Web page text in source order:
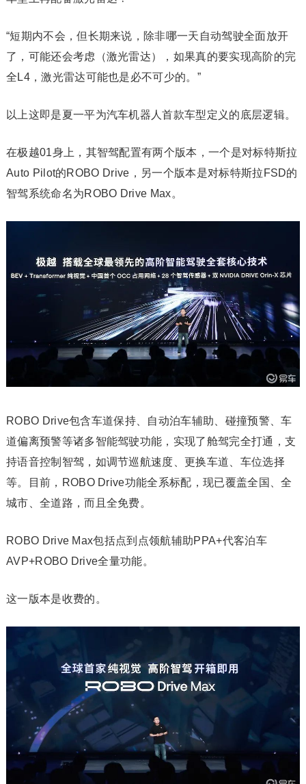
“短期内不会，但长期来说，除非哪一天自动驾驶全面放开
了，可能还会考虑（激光雷达），如果真的要实现高阶的完
全L4，激光雷达可能也是必不可少的。”
以上这即是夏一平为汽车机器人首款车型定义的底层逻辑。
在极越01身上，其智驾配置有两个版本，一个是对标特斯拉
Auto Pilot的ROBO Drive，另一个版本是对标特斯拉FSD的
智驾系统命名为ROBO Drive Max。
ROBO Drive包含车道保持、自动泊车辅助、碰撞预警、车
道偏离预警等诸多智能驾驶功能，实现了舱驾完全打通，支
持语音控制智驾，如调节巡航速度、更换车道、车位选择
等。目前，ROBO Drive功能全系标配，现已覆盖全国、全
城市、全道路，而且全免费。
ROBO Drive Max包括点到点领航辅助PPA+代客泊车
AVP+ROBO Drive全量功能。
这一版本是收费的。